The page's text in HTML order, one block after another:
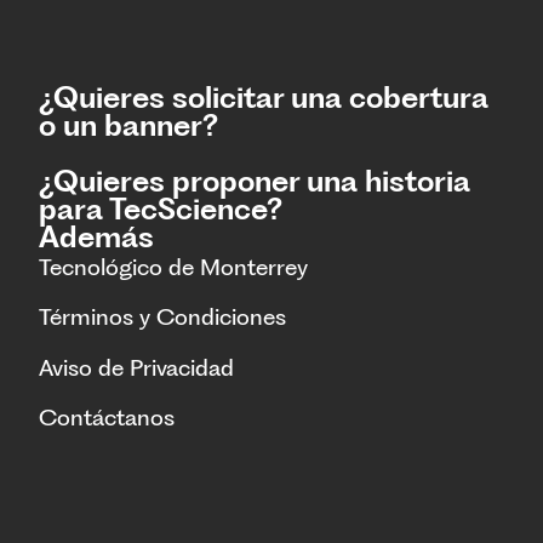
¿Quieres solicitar una cobertura
o un banner?
¿Quieres proponer una historia
para TecScience?
Además
Tecnológico de Monterrey
Términos y Condiciones
Aviso de Privacidad
Contáctanos